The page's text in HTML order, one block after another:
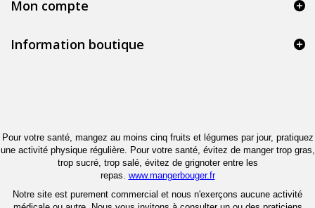
Mon compte
Information boutique
Pour votre santé, mangez au moins cinq fruits et légumes par jour, pratiquez
une activité physique régulière. Pour votre santé, évitez de manger trop gras,
trop sucré, trop salé, évitez de grignoter entre les
repas. www.mangerbouger.fr
Notre site est purement commercial et nous n'exerçons aucune activité